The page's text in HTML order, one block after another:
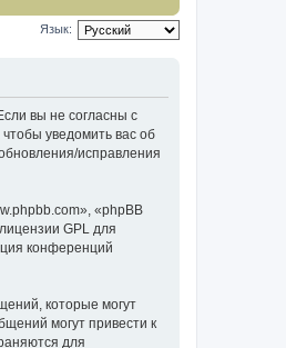
Язык:
вы не согласны с
уведомить вас об
исправления
«phpBB
GPL для
конференций
которые могут
могут привести к
для